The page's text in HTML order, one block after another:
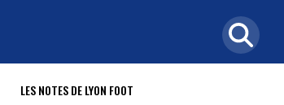
LES NOTES DE LYON FOOT